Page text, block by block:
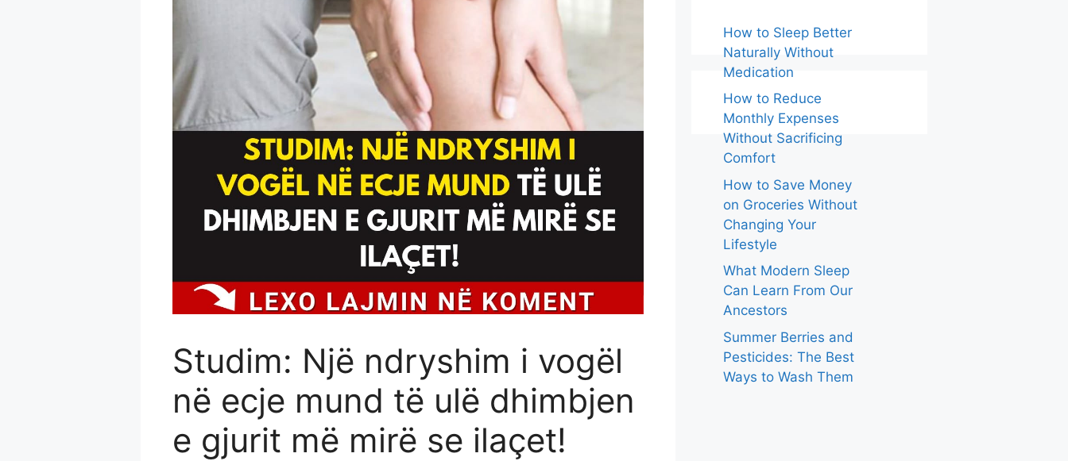
Studim: Një ndryshim i vogël
në ecje mund të ulë dhimbjen
e gjurit më mirë se ilaçet!
How to Sleep Better
Naturally Without
Medication
How to Reduce
Monthly Expenses
Without Sacrificing
Comfort
How to Save Money
on Groceries Without
Changing Your
Lifestyle
What Modern Sleep
Can Learn From Our
Ancestors
Summer Berries and
Pesticides: The Best
Ways to Wash Them